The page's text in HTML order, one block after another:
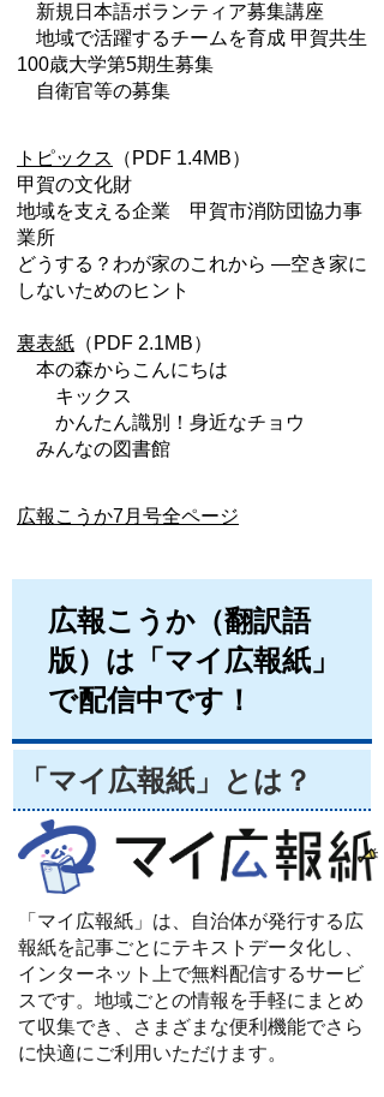
新規日本語ボランティア募集講座
地域で活躍するチームを育成 甲賀共生
100歳大学第5期生募集
自衛官等の募集
トピックス
（PDF 1.4MB）
甲賀の文化財
地域を支える企業 甲賀市消防団協力事
業所
どうする？わが家のこれから ―空き家に
しないためのヒント
裏表紙 （PDF 2.1MB）
本の森からこんにちは
キックス
かんたん識別！身近なチョウ
みんなの図書館
広報こうか7月号全ページ
広報こうか（翻訳語
版）は「マイ広報紙」
で配信中です！
「マイ広報紙」とは？
「マイ広報紙」は、自治体が発行する広
報紙を記事ごとにテキストデータ化し、
インターネット上で無料配信するサービ
スです。地域ごとの情報を手軽にまとめ
て収集でき、さまざまな便利機能でさら
に快適にご利用いただけます。